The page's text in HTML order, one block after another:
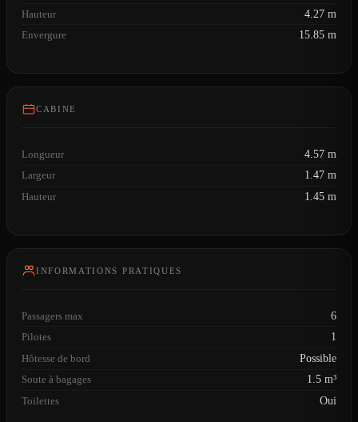
Hauteur
4.27 m
Envergure
15.85 m
CABINE
Longueur
4.57 m
Largeur
1.47 m
Hauteur
1.45 m
INFORMATIONS PRATIQUES
Passagers max
6
Pilotes
1
Hôtesse de bord
Possible
Soute à bagages
1.5 m³
Toilettes
Oui